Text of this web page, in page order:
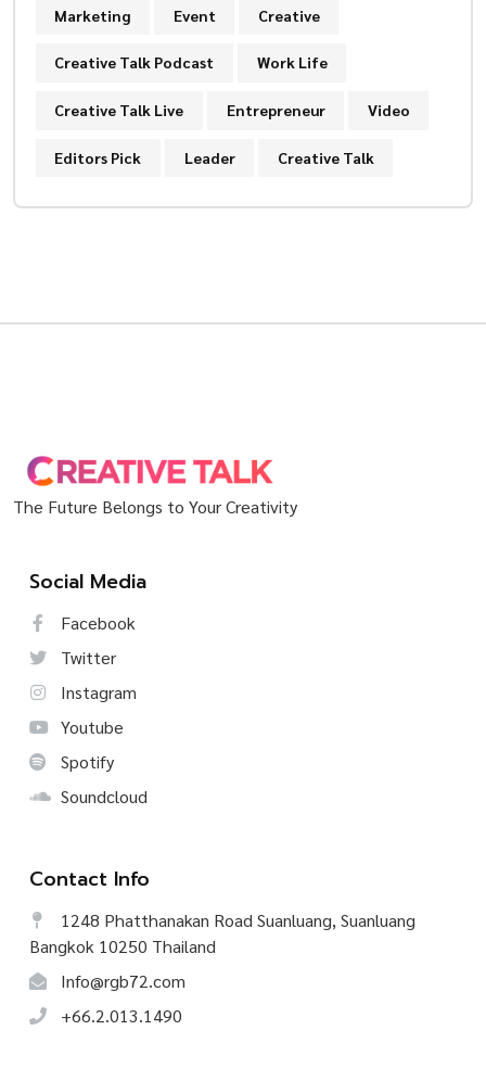
Marketing Event Creative
Creative Talk Podcast Work Life
Creative Talk Live Entrepreneur Video
Editors Pick Leader Creative Talk
The Future Belongs to Your Creativity
Social Media
Facebook
Twitter
Instagram
Youtube
Spotify
Soundcloud
Contact Info
1248 Phatthanakan Road Suanluang, Suanluang
Bangkok 10250 Thailand
Info@rgb72.com
+66.2.013.1490